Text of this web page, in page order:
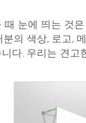
눈에 띄는 것
의 색상, 로고,
다. 우리는 견